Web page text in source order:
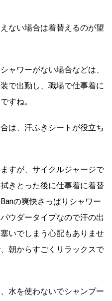
ない場合は着替えるのが望
ャワーがない場合などは、
で出勤し、職場で仕事着に
すね。
は、汗ふきシートが役立ち
すが、サイクルジャージで
きとった後に仕事着に着替
の爽快さっぱりシャワー
ウダータイプなので汗の出
いでしまう心配もありませ
朝からすごくリラックスで
水を使わないでシャンプー